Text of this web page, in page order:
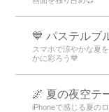
💙 パステルブ
スマホで涼やかな夏
かに彩ろう💙
🌌 夏の夜空テ
iPhoneで感じる夏の